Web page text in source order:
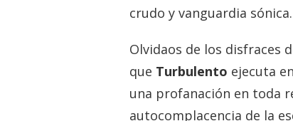
crudo y vanguardia sónica.
Olvidaos de los disfraces
que Turbulento ejecuta
una profanación en toda
autocomplacencia de la